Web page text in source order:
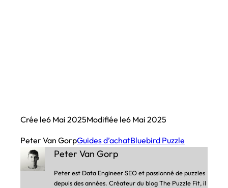
Crée le6 Mai 2025Modifiée le6 Mai 2025
Peter Van GorpGuides d’achatBluebird Puzzle
Peter Van Gorp
Peter est Data Engineer SEO et passionné de puzzles
depuis des années. Créateur du blog The Puzzle Fit, il